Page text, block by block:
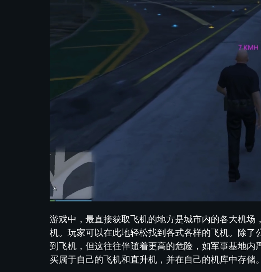
游戏中，最直接获取飞机的地方是城市内的各大机
机。玩家可以在此地轻松找到各式各样的飞机。除
到飞机，但这往往伴随着更高的危险，如军事基地
买属于自己的飞机和直升机，并在自己的机库中存储。